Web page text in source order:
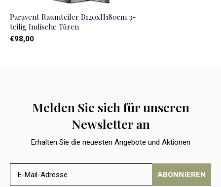
Paravent Raumteiler B120xH180cm 3-
teilig Indische Türen
€98,00
Melden Sie sich für unseren
Newsletter an
Erhalten Sie die neuesten Angebote und Aktionen
ABONNIEREN